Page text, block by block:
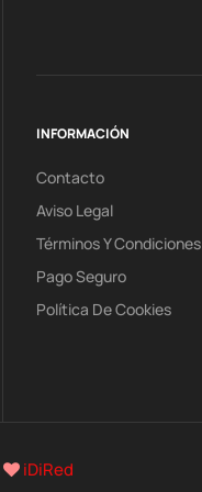
INFORMACIÓN
Contacto
Aviso Legal
Términos Y Condiciones
Pago Seguro
Política De Cookies
iDiRed